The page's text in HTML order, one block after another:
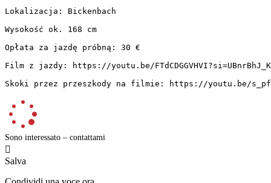
Lokalizacja: Bickenbach
Wysokość ok. 168 cm
Opłata za jazdę próbną: 30 €
Film z jazdy: https://youtu.be/
Skoki przez przeszkody na filmie: https://youtu.be/
Sono interessato – contattami

Salva